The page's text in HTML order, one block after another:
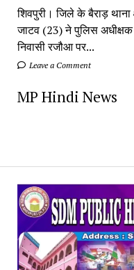
शिवपुरी। जिले के बैराड़ थाना
जाटव (23) ने पुलिस
निवासी रजौआ पर...
Leave a Comment
MP Hindi News